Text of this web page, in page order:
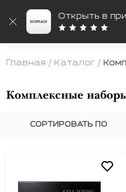
Открыть в
Главная / Каталог /
Комплексные
СОРТИРОВАТЬ ПО